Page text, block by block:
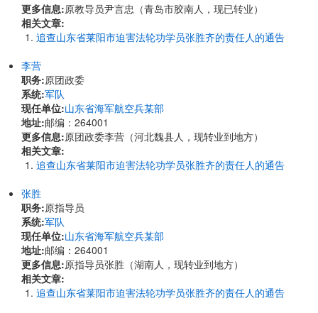
更多信息:原教导员尹言忠（青岛市胶南人，现已转业）
相关文章:
追查山东省莱阳市迫害法轮功学员张胜齐的责任人的通告
李营
职务:原团政委
系统:军队
现任单位:山东省海军航空兵某部
地址:邮编：264001
更多信息:原团政委李营（河北魏县人，现转业到地方）
相关文章:
追查山东省莱阳市迫害法轮功学员张胜齐的责任人的通告
张胜
职务:原指导员
系统:军队
现任单位:山东省海军航空兵某部
地址:邮编：264001
更多信息:原指导员张胜（湖南人，现转业到地方）
相关文章:
追查山东省莱阳市迫害法轮功学员张胜齐的责任人的通告